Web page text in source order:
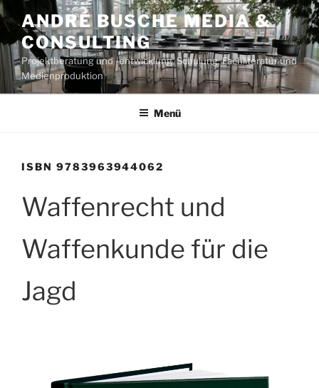
Zum
Inhalt
springen
ANDRÉ BUSCHE MEDIA &
CONSULTING
Projektberatung und -entwicklung, Schulung, Fachliteratur und
Medienproduktion
Menü
ISBN 9783963944062
Waffenrecht und
Waffenkunde für die
Jagd